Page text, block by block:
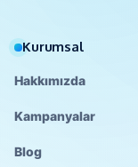
Kurumsal
Hakkımızda
Kampanyalar
Blog